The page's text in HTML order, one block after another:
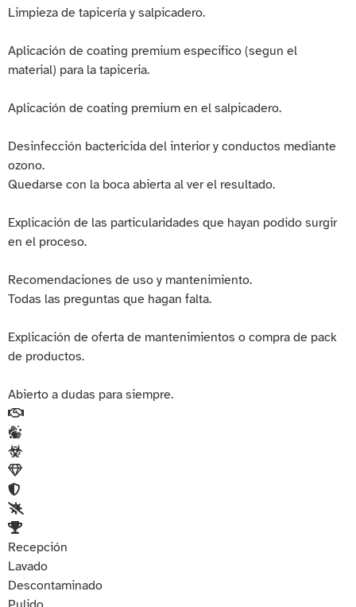
Limpieza de tapicería y salpicadero.
Aplicación de coating premium especifico (segun el
material) para la tapiceria.
Aplicación de coating premium en el salpicadero.
Desinfección bactericida del interior y conductos mediante
ozono.
Quedarse con la boca abierta al ver el resultado.
Explicación de las particularidades que hayan podido surgir
en el proceso.
Recomendaciones de uso y mantenimiento.
Todas las preguntas que hagan falta.
Explicación de oferta de mantenimientos o compra de pack
de productos.
Abierto a dudas para siempre.
Recepción
Lavado
Descontaminado